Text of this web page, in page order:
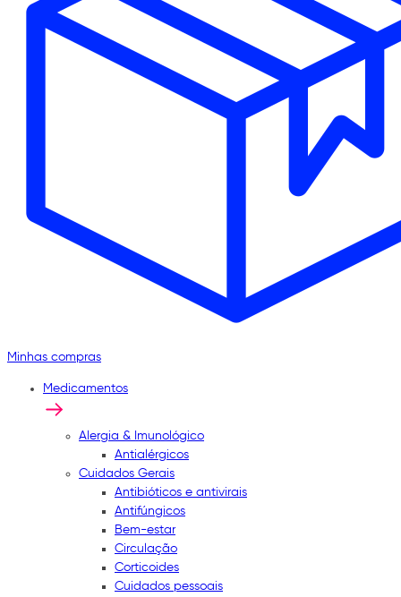
Minhas compras
Medicamentos
Alergia & Imunológico
Antialérgicos
Cuidados Gerais
Antibióticos e antivirais
Antifúngicos
Bem-estar
Circulação
Corticoides
Cuidados pessoais